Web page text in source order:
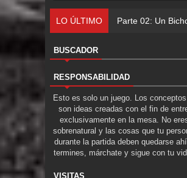
LO ÚLTIMO Parte 02: Un
BUSCADOR
RESPONSABILIDAD
Esto es solo un juego. Los
son ideas creadas con el fin de
exclusivamente en la mesa. No
sobrenatural y las cosas que tu
durante la partida deben quedarse
termines, márchate y sigue con tu
VISITAS